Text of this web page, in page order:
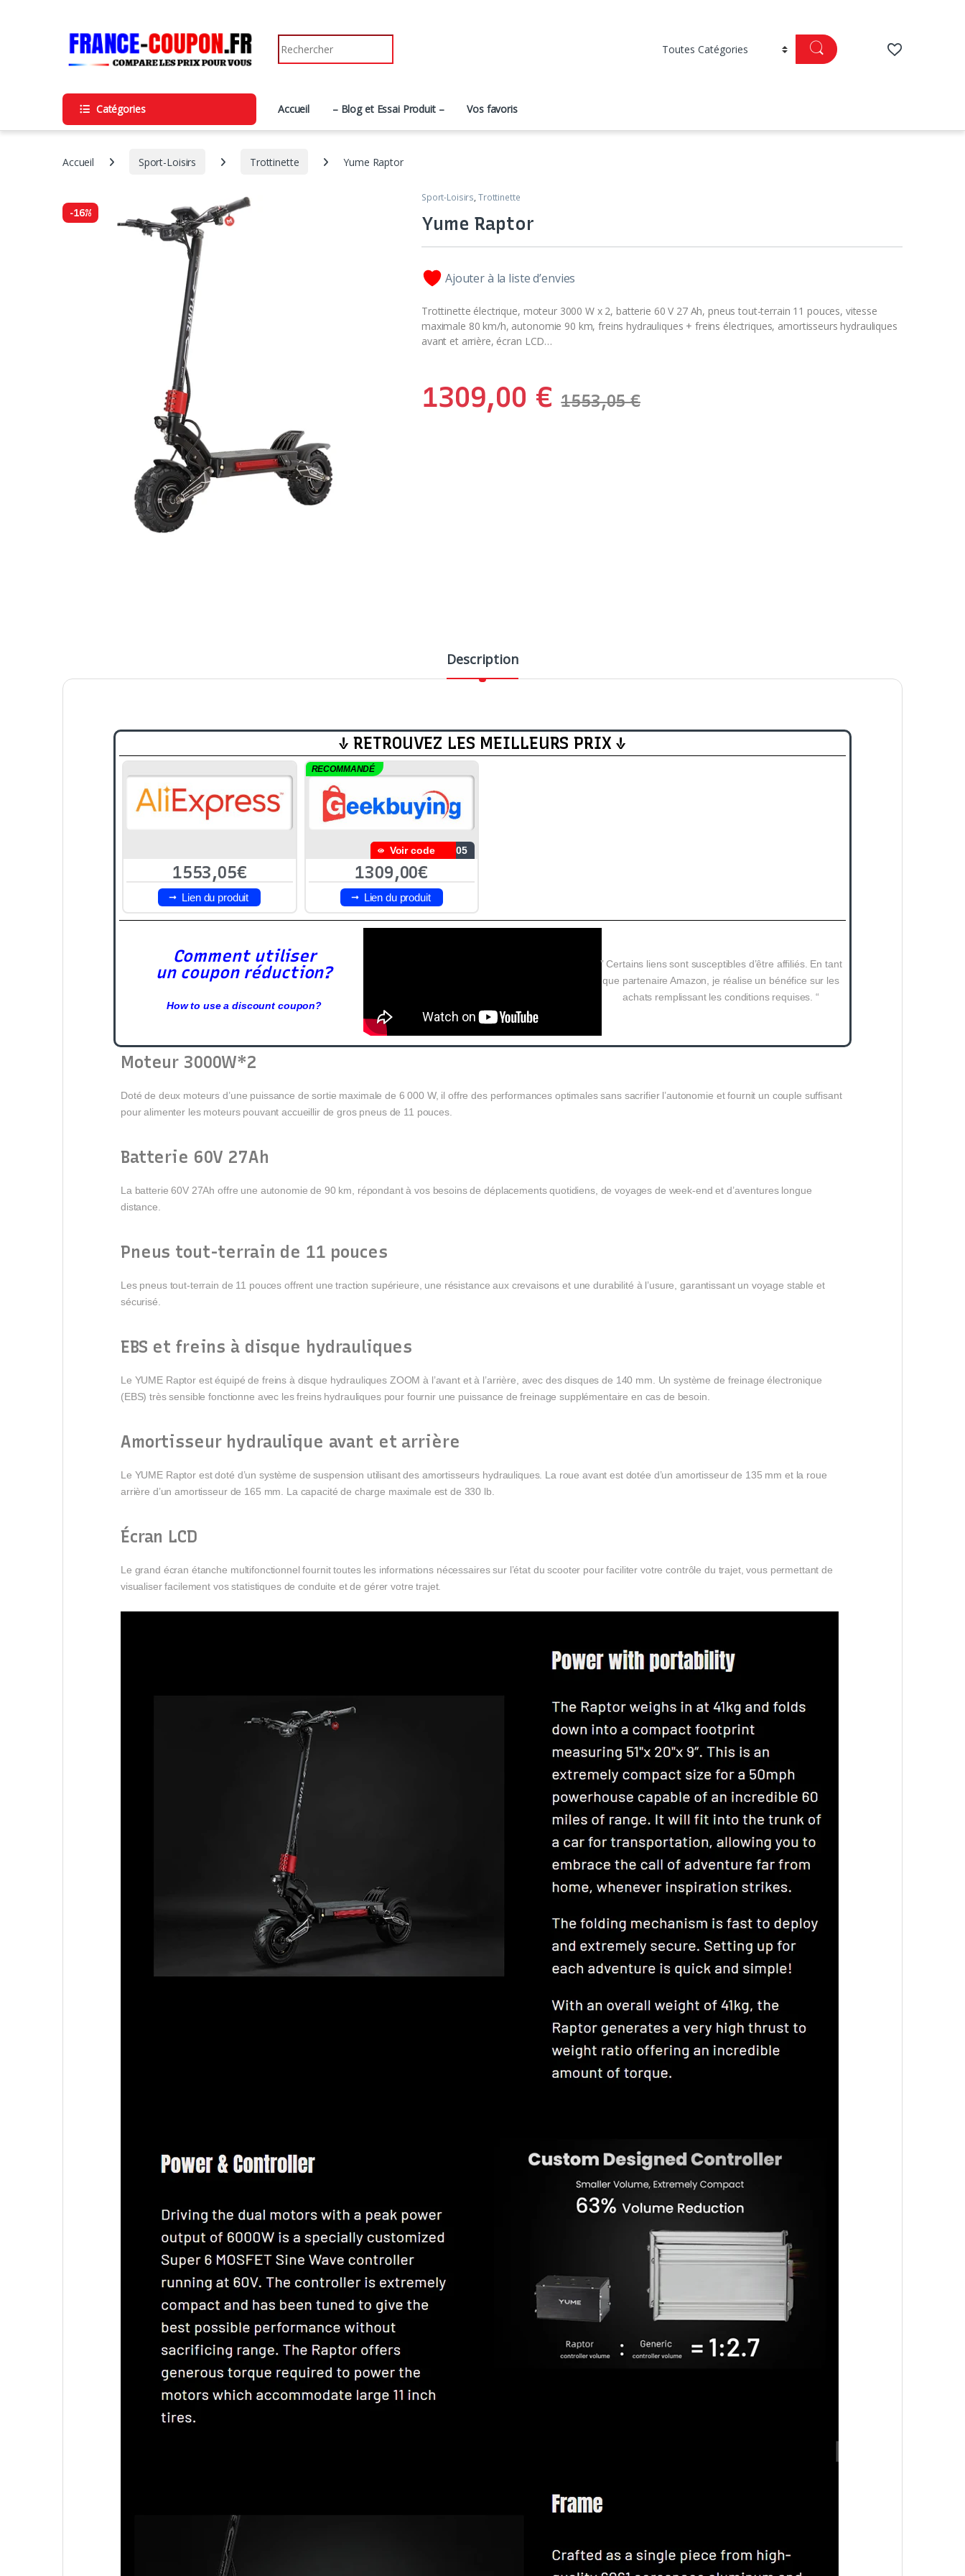
Catégories Accueil – Blog et Essai Produit – Vos favoris
Accueil Sport-Loisirs Trottinette Yume Raptor
-16%
Sport-Loisirs, Trottinette
Yume Raptor
Ajouter à la liste d’envies
Trottinette électrique, moteur 3000 W x 2, batterie 60 V 27 Ah, pneus tout-terrain 11 pouces, vitesse
maximale 80 km/h, autonomie 90 km, freins hydrauliques + freins électriques, amortisseurs hydrauliques
avant et arrière, écran LCD…
1309,00 € 1553,05€
Description
↓ RETROUVEZ LES MEILLEURS PRIX ↓
1553,05€
Lien du produit
RECOMMANDÉ
Voir code D05
1309,00€
Lien du produit
Comment utiliser
un coupon réduction?
How to use a discount coupon?
” Certains liens sont susceptibles d’être affiliés. En tant
que partenaire Amazon, je réalise un bénéfice sur les
achats remplissant les conditions requises. “
Moteur 3000W*2
Doté de deux moteurs d’une puissance de sortie maximale de 6 000 W, il offre des performances optimales sans sacrifier l’autonomie et fournit un couple suffisant
pour alimenter les moteurs pouvant accueillir de gros pneus de 11 pouces.
Batterie 60V 27Ah
La batterie 60V 27Ah offre une autonomie de 90 km, répondant à vos besoins de déplacements quotidiens, de voyages de week-end et d’aventures longue
distance.
Pneus tout-terrain de 11 pouces
Les pneus tout-terrain de 11 pouces offrent une traction supérieure, une résistance aux crevaisons et une durabilité à l’usure, garantissant un voyage stable et
sécurisé.
EBS et freins à disque hydrauliques
Le YUME Raptor est équipé de freins à disque hydrauliques ZOOM à l’avant et à l’arrière, avec des disques de 140 mm. Un système de freinage électronique
(EBS) très sensible fonctionne avec les freins hydrauliques pour fournir une puissance de freinage supplémentaire en cas de besoin.
Amortisseur hydraulique avant et arrière
Le YUME Raptor est doté d’un système de suspension utilisant des amortisseurs hydrauliques. La roue avant est dotée d’un amortisseur de 135 mm et la roue
arrière d’un amortisseur de 165 mm. La capacité de charge maximale est de 330 lb.
Écran LCD
Le grand écran étanche multifonctionnel fournit toutes les informations nécessaires sur l’état du scooter pour faciliter votre contrôle du trajet, vous permettant de
visualiser facilement vos statistiques de conduite et de gérer votre trajet.